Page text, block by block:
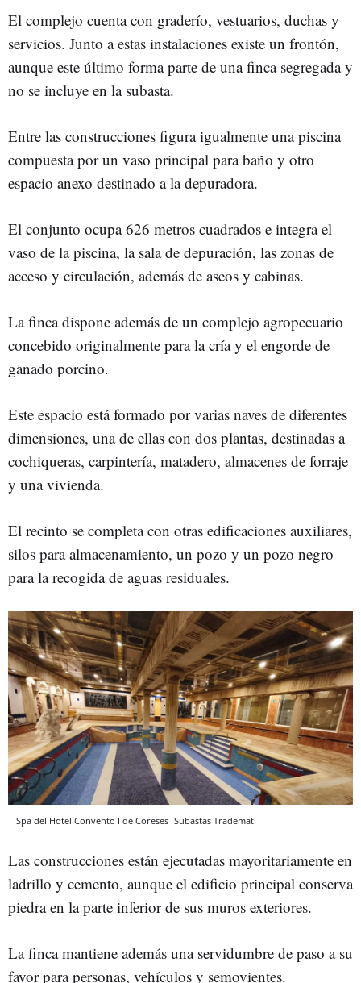
El complejo cuenta con graderío, vestuarios, duchas y
servicios. Junto a estas instalaciones existe un frontón,
aunque este último forma parte de una finca segregada y
no se incluye en la subasta.
Entre las construcciones figura igualmente una piscina
compuesta por un vaso principal para baño y otro
espacio anexo destinado a la depuradora.
El conjunto ocupa 626 metros cuadrados e integra el
vaso de la piscina, la sala de depuración, las zonas de
acceso y circulación, además de aseos y cabinas.
La finca dispone además de un complejo agropecuario
concebido originalmente para la cría y el engorde de
ganado porcino.
Este espacio está formado por varias naves de diferentes
dimensiones, una de ellas con dos plantas, destinadas a
cochiqueras, carpintería, matadero, almacenes de forraje
y una vivienda.
El recinto se completa con otras edificaciones auxiliares,
silos para almacenamiento, un pozo y un pozo negro
para la recogida de aguas residuales.
Spa del Hotel Convento I de Coreses Subastas Trademat
Las construcciones están ejecutadas mayoritariamente en
ladrillo y cemento, aunque el edificio principal conserva
piedra en la parte inferior de sus muros exteriores.
La finca mantiene además una servidumbre de paso a su
favor para personas, vehículos y semovientes.